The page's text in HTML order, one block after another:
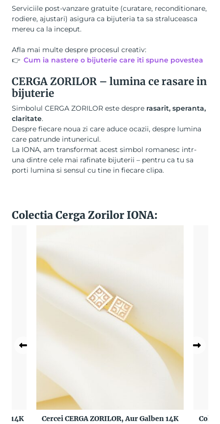
Serviciile post-vanzare gratuite (curatare, reconditionare,
rodiere, ajustari) asigura ca bijuteria ta sa straluceasca
mereu ca la inceput.
Afla mai multe despre procesul creativ:
👉 Cum ia nastere o bijuterie care iti spune povestea
CERGA ZORILOR – lumina ce rasare in
bijuterie
Simbolul CERGA ZORILOR este despre rasarit, speranta,
claritate.
Despre fiecare noua zi care aduce ocazii, despre lumina
care patrunde intunericul.
La IONA, am transformat acest simbol romanesc intr-
una dintre cele mai rafinate bijuterii – pentru ca tu sa
porti lumina si sensul cu tine in fiecare clipa.
Colectia Cerga Zorilor IONA:
14K Cercei CERGA ZORILOR, Aur Galben 14K Colier